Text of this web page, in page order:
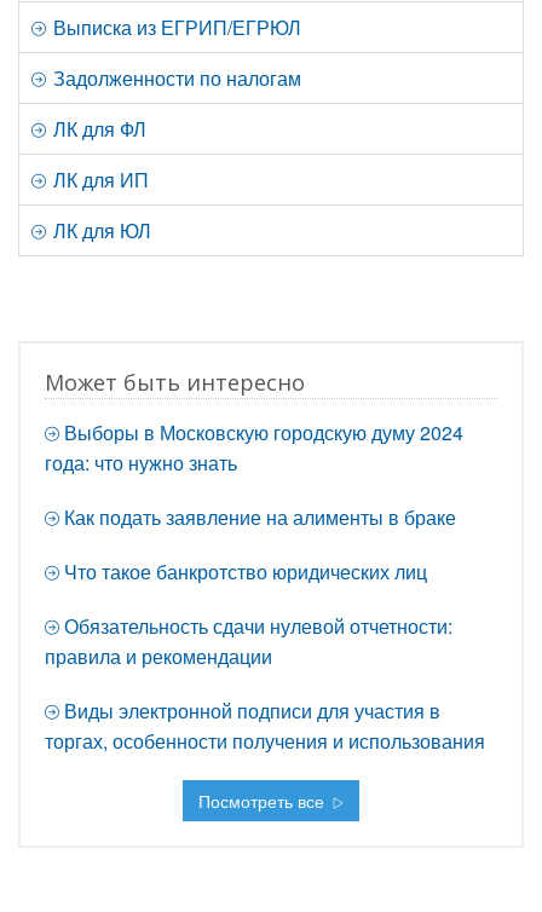
Выписка из ЕГРИП/ЕГРЮЛ
Задолженности по налогам
ЛК для ФЛ
ЛК для ИП
ЛК для ЮЛ
Может быть интересно
Выборы в Московскую городскую думу 2024
года: что нужно знать
Как подать заявление на алименты в браке
Что такое банкротство юридических лиц
Обязательность сдачи нулевой отчетности:
правила и рекомендации
Виды электронной подписи для участия в
торгах, особенности получения и использования
Посмотреть все